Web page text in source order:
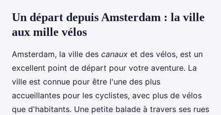
Un départ depuis Amsterdam : la ville
aux mille vélos
Amsterdam, la ville des canaux et des vélos, est un
excellent point de départ pour votre aventure. La
ville est connue pour être l'une des plus
accueillantes pour les cyclistes, avec plus de vélos
que d'habitants. Une petite balade à travers ses rues